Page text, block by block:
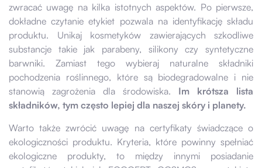
zwracać uwagę na kilka istotnych aspektów. Po pierwsze,
dokładne czytanie etykiet pozwala na identyfikację składu
produktu. Unikaj kosmetyków zawierających szkodliwe
substancje takie jak parabeny, silikony czy syntetyczne
barwniki. Zamiast tego wybieraj naturalne składniki
pochodzenia roślinnego, które są biodegradowalne i nie
stanowią zagrożenia dla środowiska. Im krótsza lista
składników, tym często lepiej dla naszej skóry i planety.
Warto także zwrócić uwagę na certyfikaty świadczące o
ekologiczności produktu. Kryteria, które powinny spełniać
ekologiczne produkty, to między innymi posiadanie